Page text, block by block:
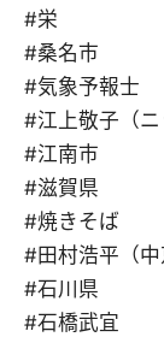
#栄
#桑名市
#気象予報士
#江上敬子（ニ
#江南市
#滋賀県
#焼きそば
#田村浩平（中
#石川県
#石橋武宜